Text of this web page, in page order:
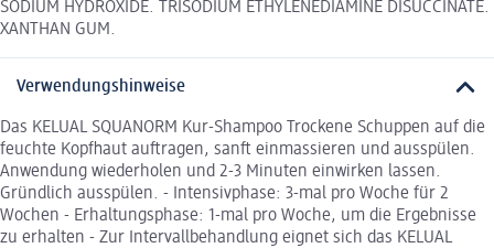
SODIUM HYDROXIDE. TRISODIUM ETHYLENEDIAMINE DISUCCINATE.
XANTHAN GUM.
Verwendungshinweise
Das KELUAL SQUANORM Kur-Shampoo Trockene Schuppen auf die
feuchte Kopfhaut auftragen, sanft einmassieren und ausspülen.
Anwendung wiederholen und 2-3 Minuten einwirken lassen.
Gründlich ausspülen. - Intensivphase: 3-mal pro Woche für 2
Wochen - Erhaltungsphase: 1-mal pro Woche, um die Ergebnisse
zu erhalten - Zur Intervallbehandlung eignet sich das KELUAL